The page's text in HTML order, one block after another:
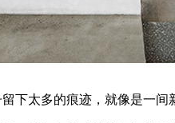
下太多的痕迹，就像是一间